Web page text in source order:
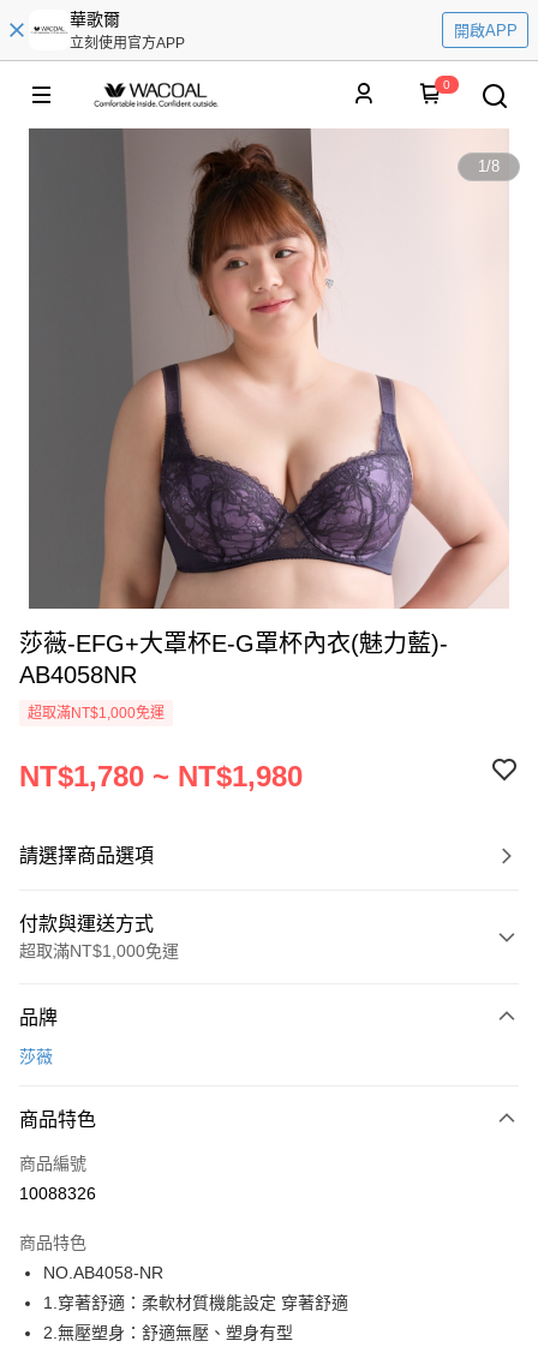
華歌爾
立刻使用官方APP
開啟APP
0
1/8
莎薇-EFG+大罩杯E-G罩杯內衣(魅力藍)-
AB4058NR
超取滿NT$1,000免運
NT$1,780 ~ NT$1,980
請選擇商品選項
付款與運送方式
超取滿NT$1,000免運
信用卡一次付款
LINE Pay
街口支付
運送方式
全家取貨付款
每筆NT$80，滿NT$1,000(含以上)免運費
品牌
莎薇
商品特色
商品編號
10088326
商品特色
NO.AB4058-NR
1.穿著舒適：柔軟材質機能設定 穿著舒適
2.無壓塑身：舒適無壓、塑身有型